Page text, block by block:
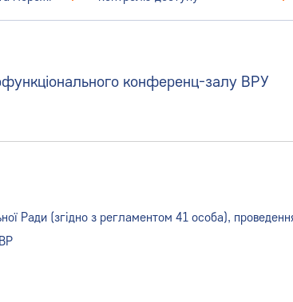
конференц-залу ВРУ
Ради (згідно з регламентом 41 особа),